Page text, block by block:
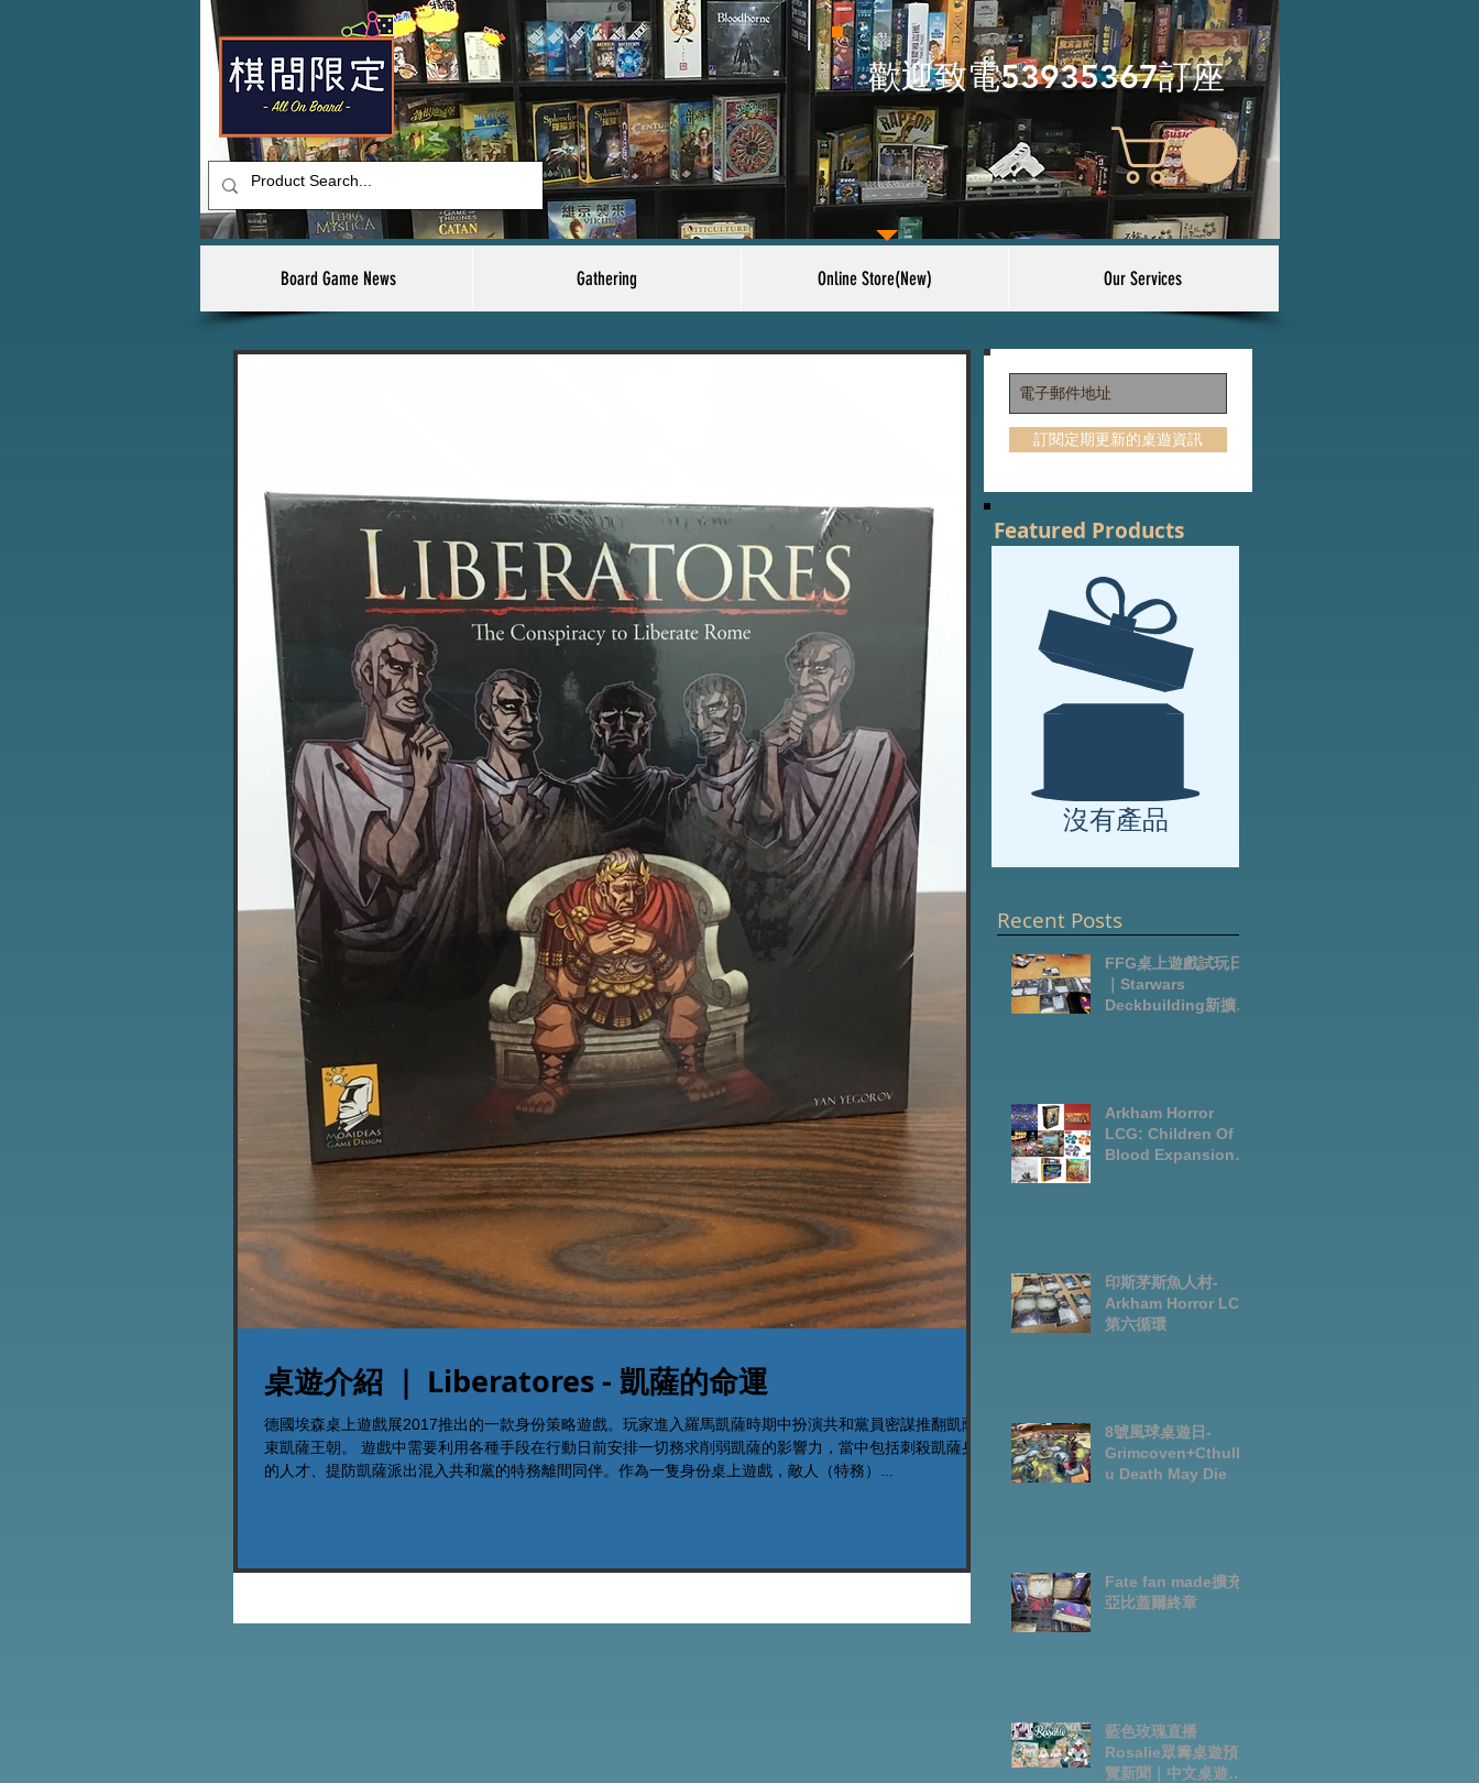
​歡迎致電53935367訂座
Board Game News Gathering Online Store(New) Our Services
桌遊介紹 ｜ Liberatores - 凱薩的命運
德國埃森桌上遊戲展2017推出的一款身份策略遊戲。玩家進入羅馬凱薩時期中扮演共和黨員密謀推翻凱薩結
束凱薩王朝。 遊戲中需要利用各種手段在行動日前安排一切務求削弱凱薩的影響力，當中包括刺殺凱薩身邊
的人才、提防凱薩派出混入共和黨的特務離間同伴。作為一隻身份桌上遊戲，敵人（特務）...
訂閱定期更新的桌遊資訊
Featured Products
Recent Posts
FFG桌上遊戲試玩日
｜Starwars
Deckbuilding新擴充
Arkham Horror
LCG: Children Of
Blood Expansion
印斯茅斯魚人村-
Arkham Horror LCG
第六循環
8號風球桌遊日-
Grimcoven+Cthulh
u Death May Die
Fate fan made擴充-
亞比蓋爾終章
藍色玫瑰直播
Rosalie眾籌桌遊預
覽新聞｜中文桌遊節
沒有產品